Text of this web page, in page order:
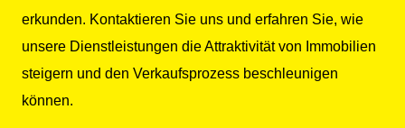
erkunden. Kontaktieren Sie uns und erfahren Sie, wie
unsere Dienstleistungen die Attraktivität von Immobilien
steigern und den Verkaufsprozess beschleunigen
können.